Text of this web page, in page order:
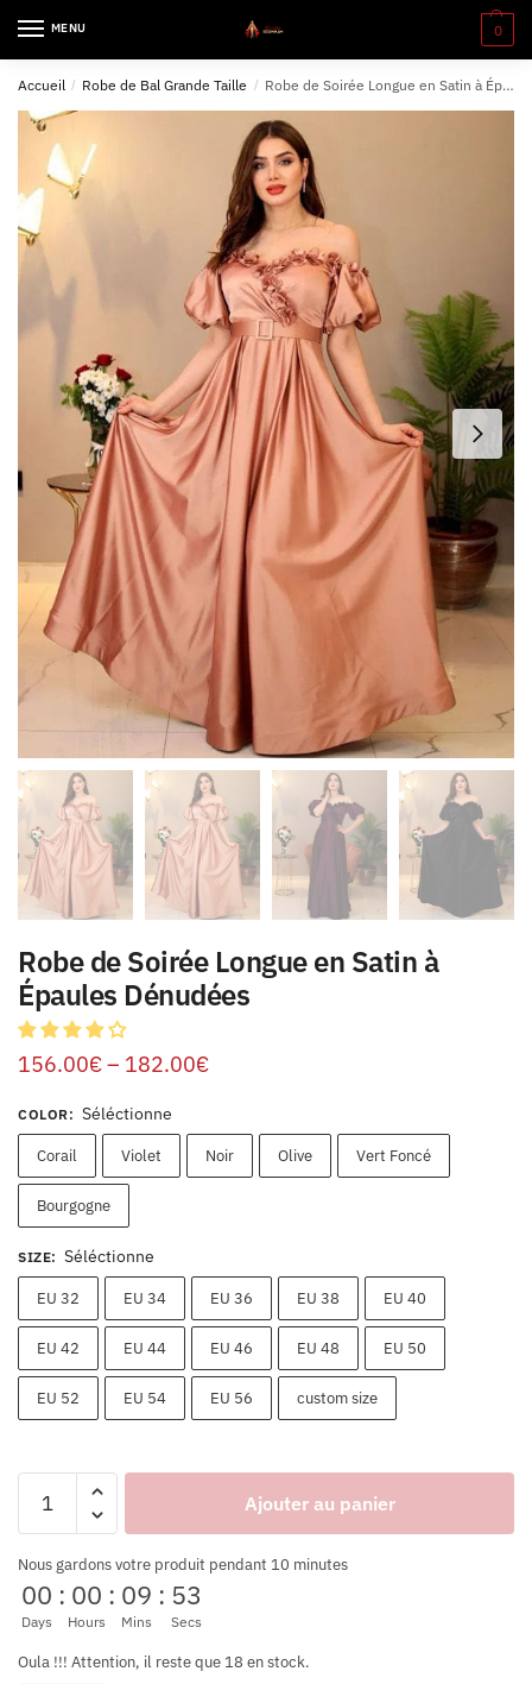
MENU 0
Accueil / Robe de Bal Grande Taille / Robe de Soirée Longue en Satin à Épaules Dénudées
Robe de Soirée Longue en Satin à
Épaules Dénudées
156.00€– 182.00€
COLOR: Séléctionne
Corail Violet Noir Olive Vert Foncé
Bourgogne
SIZE: Séléctionne
EU 32 EU 34 EU 36 EU 38 EU 40
EU 42 EU 44 EU 46 EU 48 EU 50
EU 52 EU 54 EU 56 custom size
Ajouter au panier
Nous gardons votre produit pendant 10 minutes
00
Days
: 00
Hours
: 09
Mins
: 53
Secs
Oula !!! Attention, il reste que 18 en stock.